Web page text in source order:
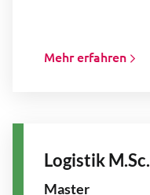
Mehr erfahren
Logistik M.Sc.
Master